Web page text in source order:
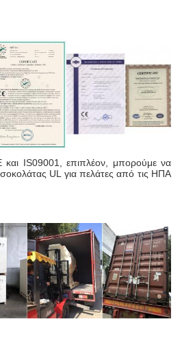
και IS09001, επιπλέον, μπορούμε να
UL για πελάτες από τις ΗΠΑ